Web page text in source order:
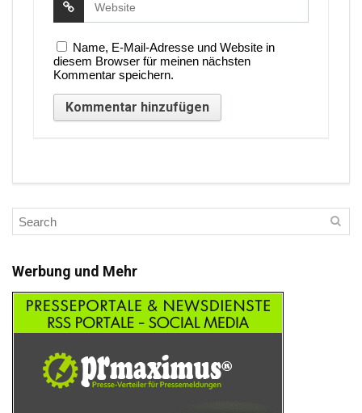
Name, E-Mail-Adresse und Website in
diesem Browser für meinen nächsten
Kommentar speichern.
Werbung und Mehr